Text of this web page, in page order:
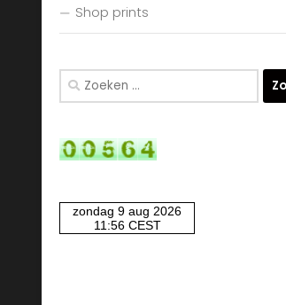
Shop prints
Zoeken
naar: